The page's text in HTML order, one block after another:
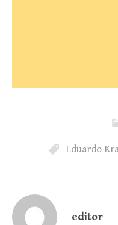
Eduardo
editor